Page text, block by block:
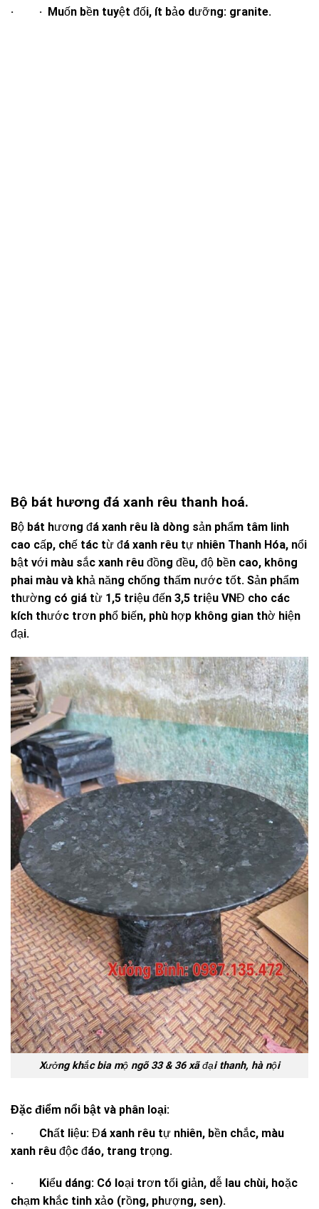
· · Muốn bền tuyệt đối, ít bảo dưỡng: granite.
Bộ bát hương đá xanh rêu thanh hoá.
Bộ bát hương đá xanh rêu là dòng sản phẩm tâm linh
cao cấp, chế tác từ đá xanh rêu tự nhiên Thanh Hóa, nổi
bật với màu sắc xanh rêu đồng đều, độ bền cao, không
phai màu và khả năng chống thấm nước tốt. Sản phẩm
thường có giá từ 1,5 triệu đến 3,5 triệu VNĐ cho các
kích thước trơn phổ biến, phù hợp không gian thờ hiện
đại.
Xưởng khắc bia mộ ngõ 33 & 36 xã đại thanh, hà nội
Đặc điểm nổi bật và phân loại:
· Chất liệu: Đá xanh rêu tự nhiên, bền chắc, màu
xanh rêu độc đáo, trang trọng.
· Kiểu dáng: Có loại trơn tối giản, dễ lau chùi, hoặc
chạm khắc tinh xảo (rồng, phượng, sen).